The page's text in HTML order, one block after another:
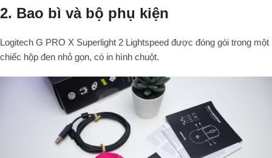
2. Bao bì và bộ phụ kiện
Logitech G PRO X Superlight 2 Lightspeed được đóng gói trong một
chiếc hộp đen nhỏ gọn, có in hình chuột.